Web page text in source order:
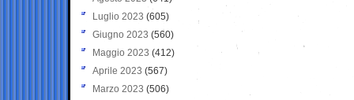
Luglio 2023 (605)
Giugno 2023 (560)
Maggio 2023 (412)
Aprile 2023 (567)
Marzo 2023 (506)